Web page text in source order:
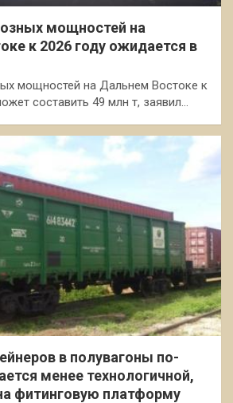
мощностей на
к 2026 году ожидается в
мощностей на Дальнем Востоке к
составить 49 млн т, заявил…
в полувагоны по-
менее технологичной,
фитинговую платформу